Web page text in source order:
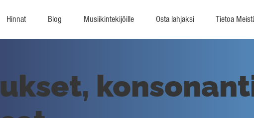
Hinnat Blog Musiikintekijöille Osta lahjaksi Tietoa